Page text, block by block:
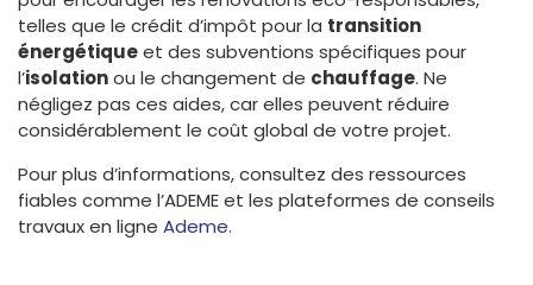
telles que le crédit d’impôt pour la transition
énergétiqueet des subventions spécifiques pour
l’isolationou le changement de chauffage. Ne
négligez pas ces aides, car elles peuvent réduire
considérablement le coût global de votre projet.
Pour plus d’informations, consultez des ressources
fiables comme l’ADEME et les plateformes de conseils
travaux en ligne Ademe.